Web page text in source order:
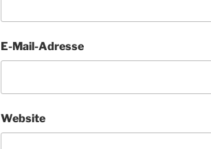
E-Mail-Adresse
Website